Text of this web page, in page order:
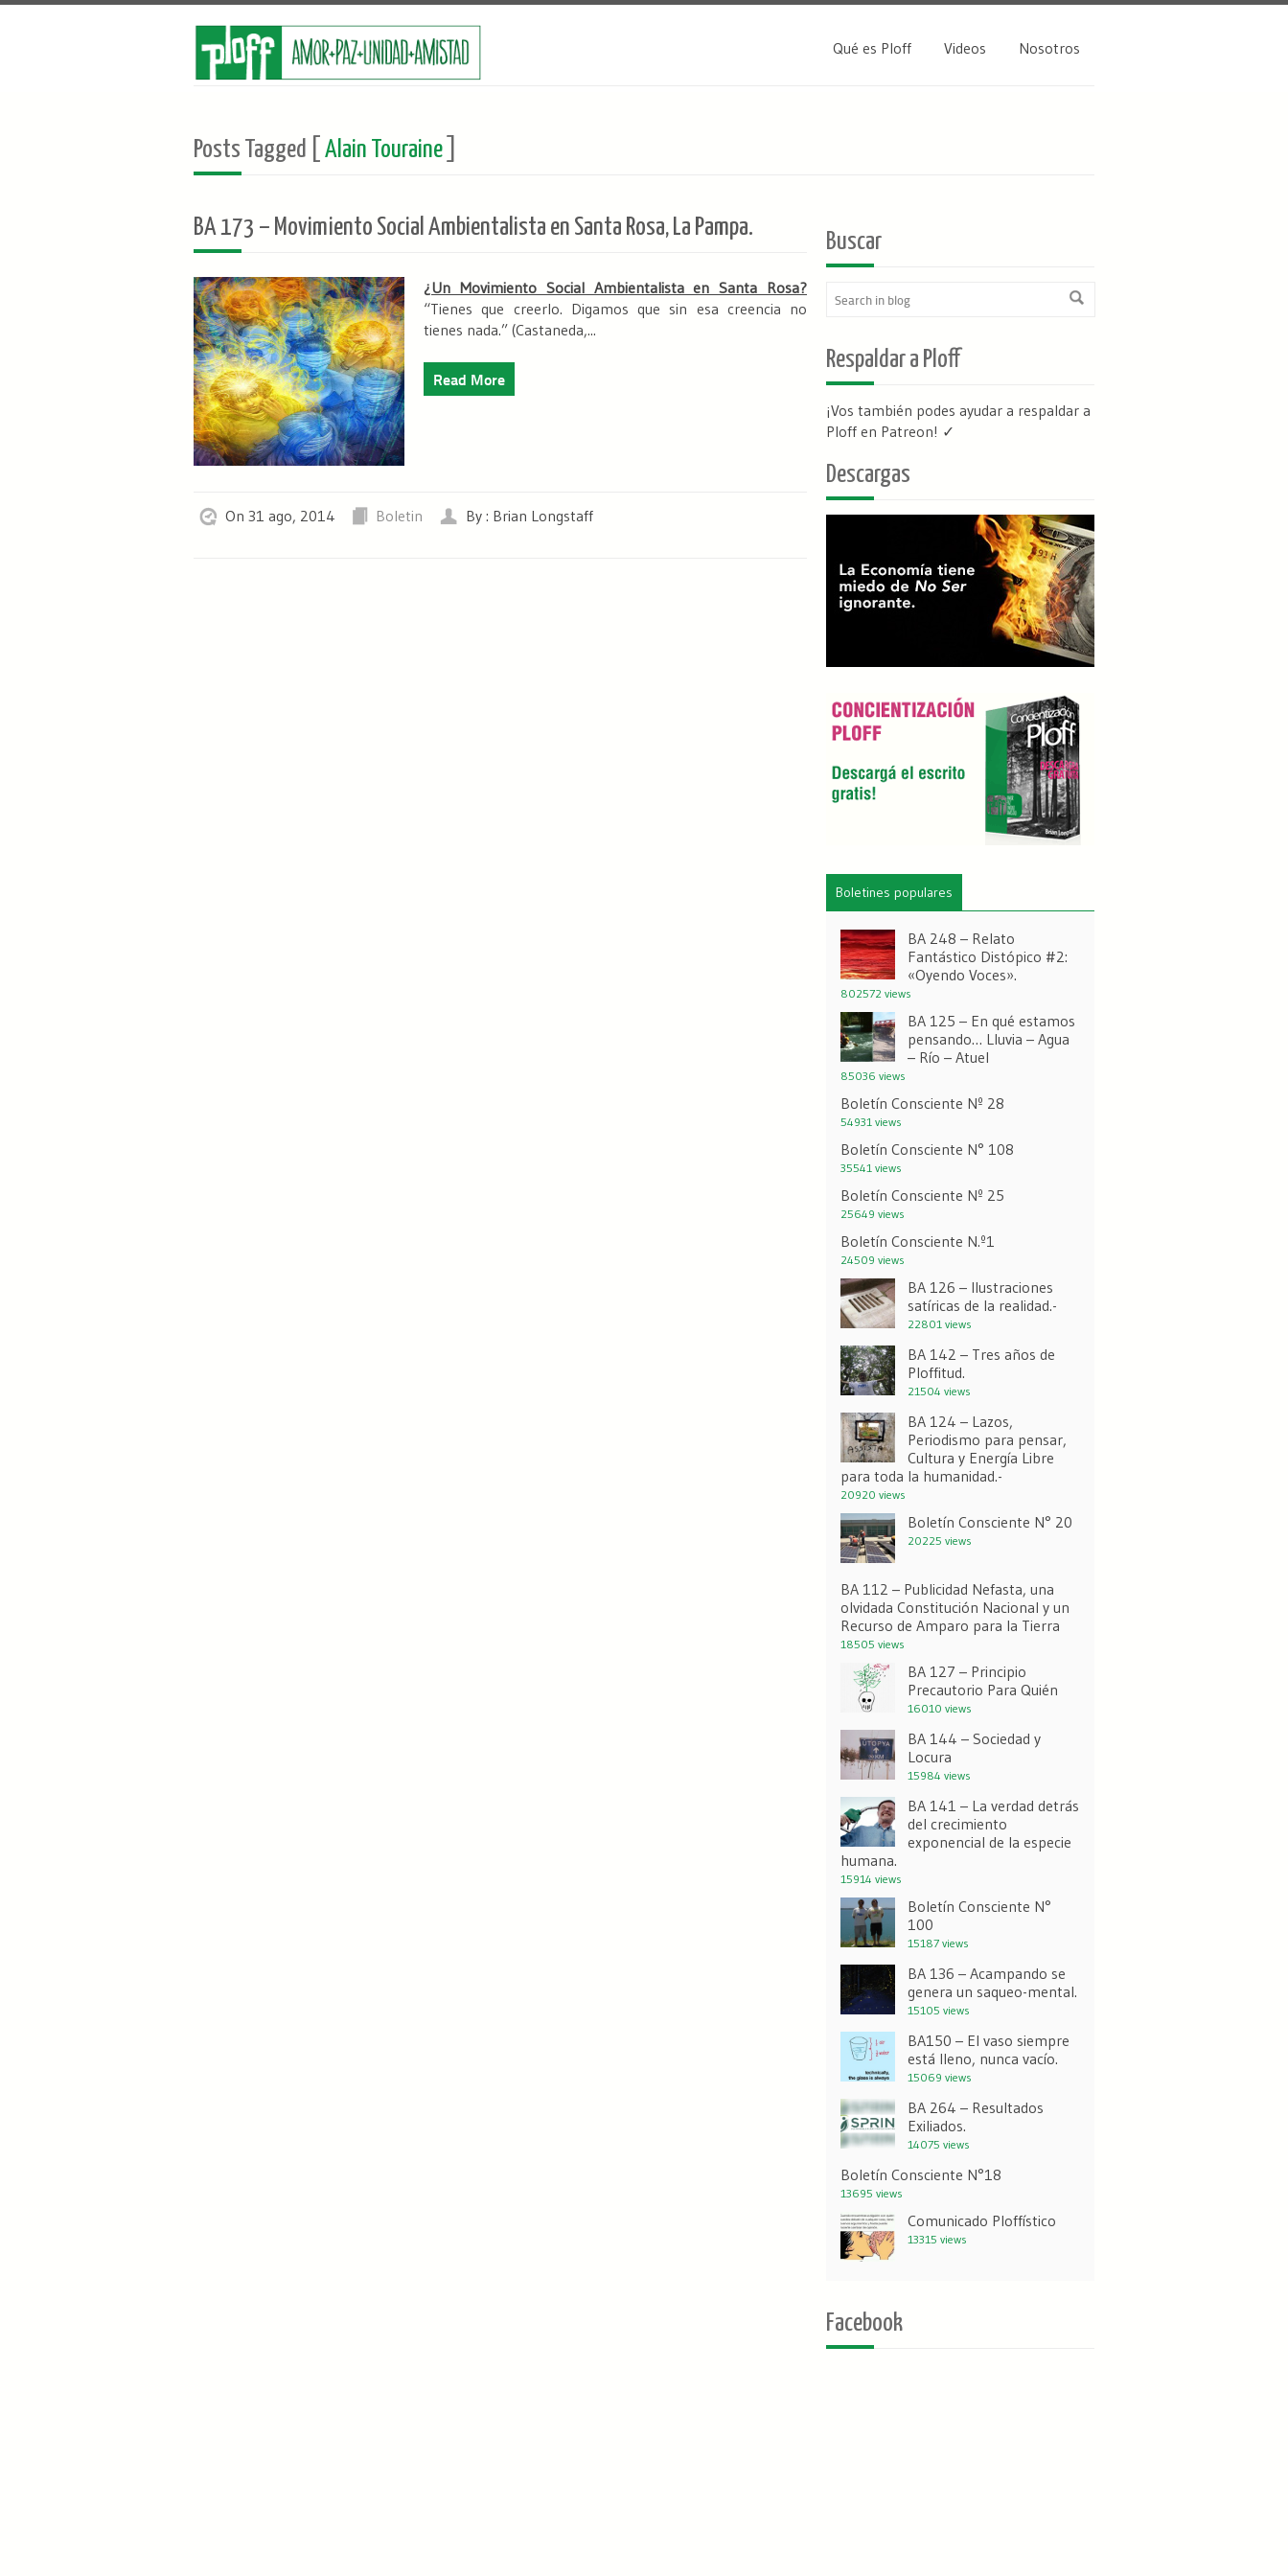
Qué es Ploff Videos Nosotros
Posts Tagged [ Alain Touraine
BA 173 – Movimiento Social Ambientalista en Santa Rosa, La Pampa.
¿Un Movimiento Social Ambientalista en Santa Rosa?
“Tienes que creerlo. Digamos que sin esa creencia no
tienes nada.” (Castaneda,...
Read More
On 31 ago, 2014 Boletin By : Brian Longstaff
Buscar
Respaldar a Ploff
¡Vos también podes ayudar a respaldar a
Ploff en Patreon! ✓
Descargas
Boletines populares
BA 248 – Relato
Fantástico Distópico #2:
«Oyendo Voces».
802572 views
BA 125 – En qué estamos
pensando… Lluvia – Agua
– Río – Atuel
85036 views
Boletín Consciente Nº 28
54931 views
Boletín Consciente N° 108
35541 views
Boletín Consciente Nº 25
25649 views
Boletín Consciente N.º1
24509 views
BA 126 – Ilustraciones
satíricas de la realidad.-
22801 views
BA 142 – Tres años de
Ploffitud.
21504 views
BA 124 – Lazos,
Periodismo para pensar,
Cultura y Energía Libre
para toda la humanidad.-
20920 views
Boletín Consciente N° 20
20225 views
BA 112 – Publicidad Nefasta, una
olvidada Constitución Nacional y un
Recurso de Amparo para la Tierra
18505 views
BA 127 – Principio
Precautorio Para Quién
16010 views
BA 144 – Sociedad y
Locura
15984 views
BA 141 – La verdad detrás
del crecimiento
exponencial de la especie
humana.
15914 views
Boletín Consciente N°
100
15187 views
BA 136 – Acampando se
genera un saqueo-mental.
15105 views
BA150 – El vaso siempre
está lleno, nunca vacío.
15069 views
BA 264 – Resultados
Exiliados.
14075 views
Boletín Consciente N°18
13695 views
Comunicado Ploffístico
13315 views
Facebook